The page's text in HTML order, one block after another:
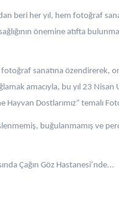
beri her yıl, hem fotoğraf
önemine atıfta
fotoğraf sanatına
amacıyla, bu yıl 23 Nisan
Hayvan Dostlarımız” temalı
buğulanmamış ve
Çağın Göz Hastanesi’nde...